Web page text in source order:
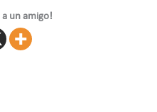
un amigo!